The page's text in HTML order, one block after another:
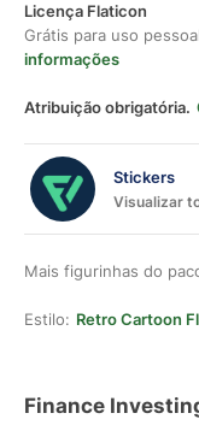
Licença Flaticon
Grátis para uso
informações
Atribuição obrigatória.
Stickers
Visualizar
Mais figurinhas do
Estilo: Retro Cartoon
Finance